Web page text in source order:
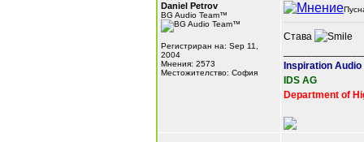
Daniel Petrov
BG Audio Team™
Регистриран на: Sep 11,
2004
Мнения: 2573
Местожителство: София
Става
Inspiration Audio
IDS AG
Department of